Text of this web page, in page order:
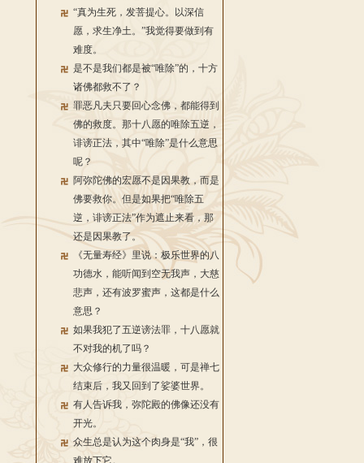
“真为生死，发菩提心。以深信
愿，求生净土。”我觉得要做到有
难度。
是不是我们都是被“唯除”的，十方
诸佛都救不了？
罪恶凡夫只要回心念佛，都能得到
佛的救度。那十八愿的唯除五逆，
诽谤正法，其中“唯除”是什么意思
呢？
阿弥陀佛的宏愿不是因果教，而是
佛要救你。但是如果把“唯除五
逆，诽谤正法”作为遮止来看，那
还是因果教了。
《无量寿经》里说：极乐世界的八
功德水，能听闻到空无我声，大慈
悲声，还有波罗蜜声，这都是什么
意思？
如果我犯了五逆谤法罪，十八愿就
不对我的机了吗？
大众修行的力量很温暖，可是禅七
结束后，我又回到了娑婆世界。
有人告诉我，弥陀殿的佛像还没有
开光。
众生总是认为这个肉身是“我”，很
难放下它。